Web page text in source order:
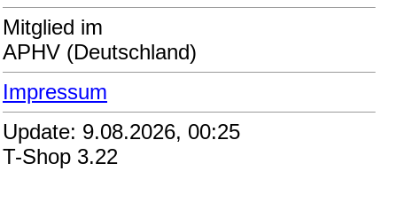
Mitglied im
APHV (Deutschland)
Impressum
Update: 9.08.2026, 00:25
T-Shop 3.22